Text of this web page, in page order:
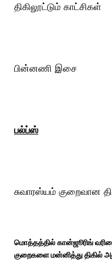
திகிலூட்டும் காட்சிகள்
பின்னணி இசை
பல்ப்ஸ்
சுவாரஸ்யம் குறைவான
மொத்தத்தில் கான்ஜூரிங்
குறைகளை மன்னித்து திகில்